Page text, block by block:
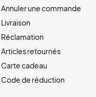
Annuler une commande
Livraison
Réclamation
Articles retournés
Carte cadeau
Code de réduction